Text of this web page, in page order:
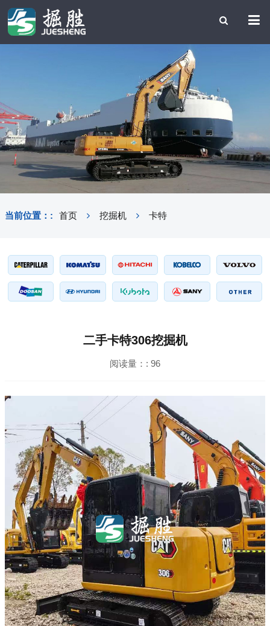
当前位置：: 首页 挖掘机 卡特
二手卡特306挖掘机
阅读量：: 96